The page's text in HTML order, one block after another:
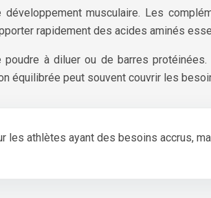
musculaire. Les
rapidement des acides aminés
à diluer ou de barres
équilibrée peut souvent couvrir les
les athlètes ayant des besoins accrus,